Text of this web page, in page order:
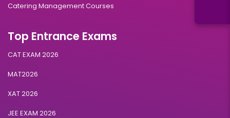
Catering Management Courses
Top Entrance Exams
CAT EXAM 2026
MAT2026
XAT 2026
JEE EXAM 2026